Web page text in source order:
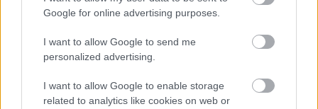
Google for online advertising purposes.
I want to allow Google to send me
personalized advertising.
I want to allow Google to enable storage
related to analytics like cookies on web or
kuendana na mahitaji ya mtu binafsi. Hii ni muhimu
mafunzo mapya ya kiwango cha juu.
Kuanza na CrossFit